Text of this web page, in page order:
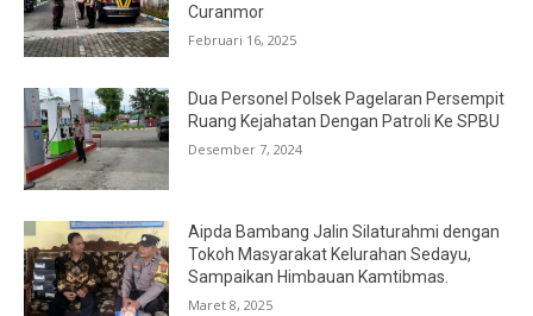
Curanmor
Februari 16, 2025
Dua Personel Polsek Pagelaran Persempit
Ruang Kejahatan Dengan Patroli Ke SPBU
Desember 7, 2024
Aipda Bambang Jalin Silaturahmi dengan
Tokoh Masyarakat Kelurahan Sedayu,
Sampaikan Himbauan Kamtibmas.
Maret 8, 2025